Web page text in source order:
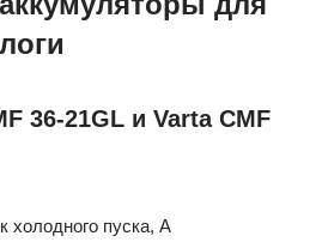
36-21GL и Varta CMF
холодного пуска, A